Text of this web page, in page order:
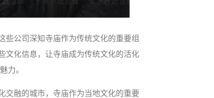
些公司深知寺庙作为传统文化的重要组
文化信息，让寺庙成为传统文化的活化
力。
交融的城市，寺庙作为当地文化的重要